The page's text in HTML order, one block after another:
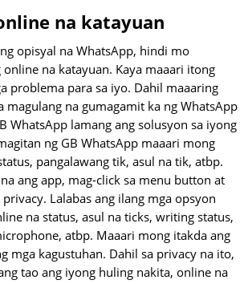
na katayuan
opisyal na WhatsApp, hindi mo
na katayuan. Kaya maaari itong
problema para sa iyo. Dahil maaaring
magulang na gumagamit ka ng WhatsApp
WhatsApp lamang ang solusyon sa iyong
ng GB WhatsApp maaari mong
pangalawang tik, asul na tik, atbp.
ang app, mag-click sa menu button at
Lalabas ang ilang mga opsyon
na status, asul na ticks, writing status,
atbp. Maaari mong itakda ang
mga kagustuhan. Dahil sa privacy na ito,
tao ang iyong huling nakita, online na